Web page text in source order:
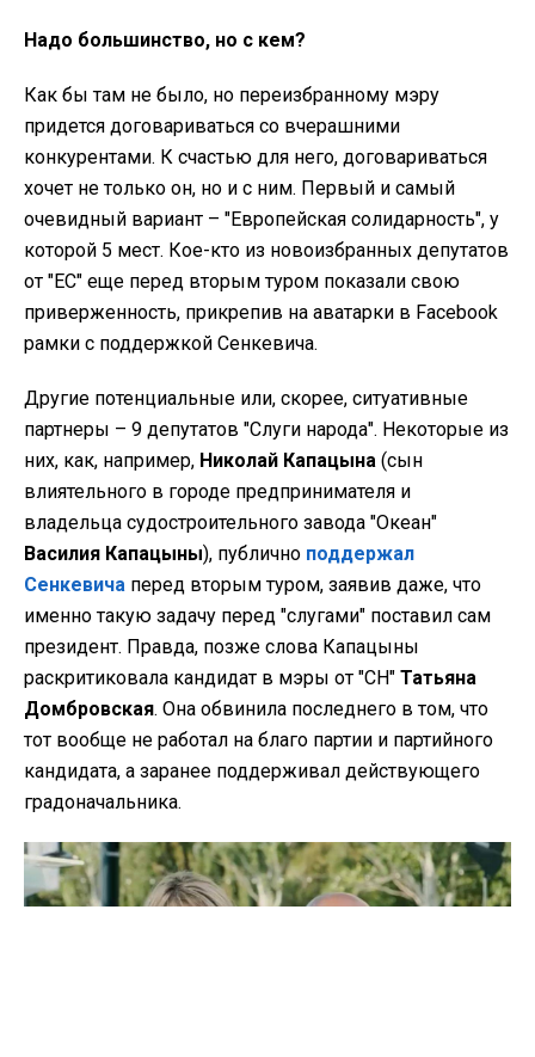
Надо большинство, но с кем?
Как бы там не было, но переизбранному мэру
придется договариваться со вчерашними
конкурентами. К счастью для него, договариваться
хочет не только он, но и с ним. Первый и самый
очевидный вариант – "Европейская солидарность", у
которой 5 мест. Кое-кто из новоизбранных депутатов
от "ЕС" еще перед вторым туром показали свою
приверженность, прикрепив на аватарки в Facebook
рамки с поддержкой Сенкевича.
Другие потенциальные или, скорее, ситуативные
партнеры – 9 депутатов "Слуги народа". Некоторые из
них, как, например, Николай Капацына (сын
влиятельного в городе предпринимателя и
владельца судостроительного завода "Океан"
Василия Капацыны), публично поддержал
Сенкевича перед вторым туром, заявив даже, что
именно такую задачу перед "слугами" поставил сам
президент. Правда, позже слова Капацыны
раскритиковала кандидат в мэры от "СН" Татьяна
Домбровская. Она обвинила последнего в том, что
тот вообще не работал на благо партии и партийного
кандидата, а заранее поддерживал действующего
градоначальника.